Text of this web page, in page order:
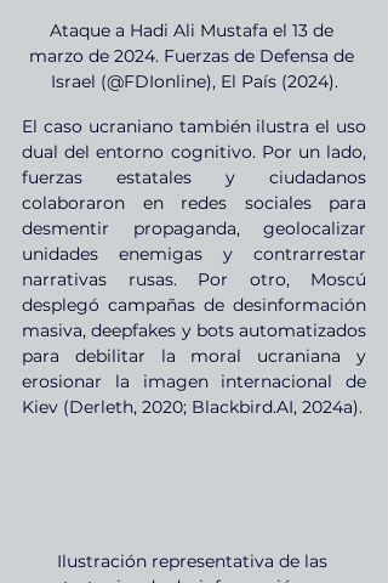
Ataque a Hadi Ali Mustafa el 13 de
marzo de 2024. Fuerzas de Defensa de
Israel (@FDIonline), El País (2024).
El caso ucraniano también ilustra el uso
dual del entorno cognitivo. Por un lado,
fuerzas estatales y ciudadanos
colaboraron en redes sociales para
desmentir propaganda, geolocalizar
unidades enemigas y contrarrestar
narrativas rusas. Por otro, Moscú
desplegó campañas de desinformación
masiva, deepfakes y bots automatizados
para debilitar la moral ucraniana y
erosionar la imagen internacional de
Kiev (Derleth, 2020; Blackbird.AI, 2024a).
Ilustración representativa de las